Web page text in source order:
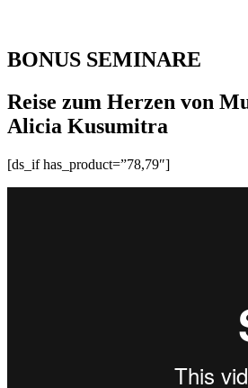
BONUS SEMINARE
Reise zum Herzen von
Alicia Kusumitra
[ds_if has_product=”78,79″]